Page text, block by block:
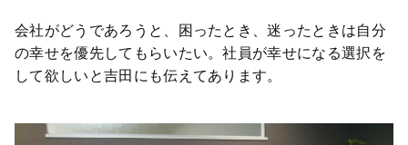
会社がどうであろうと、困ったとき、迷ったときは自分
の幸せを優先してもらいたい。社員が幸せになる選択を
して欲しいと吉田にも伝えてあります。